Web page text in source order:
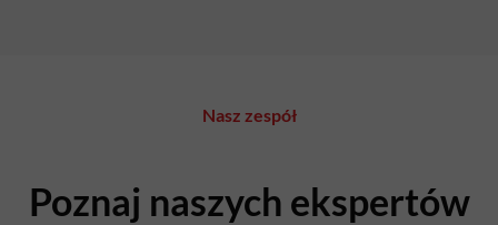
Nasz zespół
Poznaj naszych ekspertów